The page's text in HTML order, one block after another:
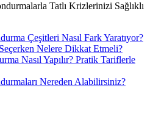
Tatlı Krizlerinizi Sağlıklı
Çeşitleri Nasıl Fark Yaratıyor?
Nelere Dikkat Etmeli?
Nasıl Yapılır? Pratik Tariflerle
Nereden Alabilirsiniz?